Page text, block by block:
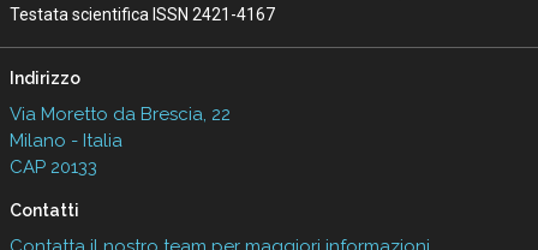
Testata scientifica ISSN 2421-4167
Indirizzo
Via Moretto da Brescia, 22
Milano - Italia
CAP 20133
Contatti